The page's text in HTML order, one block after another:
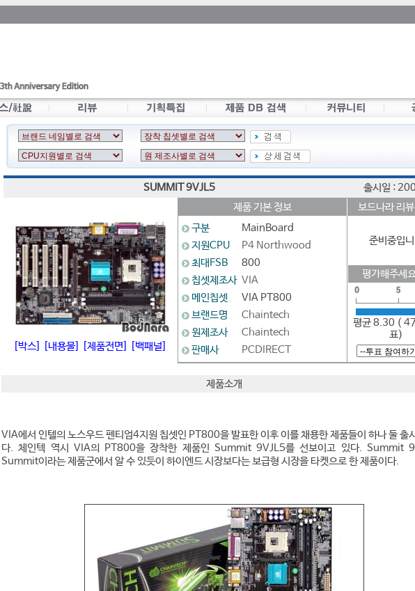
SUMMIT 9VJL5 출시일 :
[박스] [내용물] [제품전면] [백패널]
제품 기본 정보
보드나라 리
구분
MainBoard
지원CPU
P4 Northwood
최대FSB
800
칩셋제조사 VIA
메인칩셋
VIA PT800
브랜드명
Chaintech
원제조사
Chaintech
판매사
PCDIRECT
준비중입
평가해주세
평균 8.30 (
표)
제품소개
VIA에서 인텔의 노스우드 펜티엄4지원 칩셋인 PT800을 발표한 이후 이를 채용한 제품들이 하나 둘 출
다. 체인텍 역시 VIA의 PT800을 장착한 제품인 Summit 9VJL5를 선보이고 있다. Summit
Summit이라는 제품군에서 알 수 있듯이 하이엔드 시장보다는 보급형 시장을 타켓으로 한 제품이다.